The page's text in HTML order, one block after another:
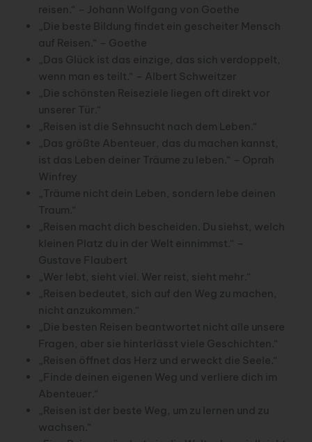
reisen.“ – Johann Wolfgang von Goethe
„Die beste Bildung findet ein gescheiter Mensch
auf Reisen.“ – Goethe
„Das Glück ist das einzige, das sich verdoppelt,
wenn man es teilt.“ – Albert Schweitzer
„Die schönsten Reiseziele liegen oft direkt vor
unserer Tür.“
„Reisen ist die Sehnsucht nach dem Leben.“
„Das größte Abenteuer, das du machen kannst,
ist das Leben deiner Träume zu leben.“ – Oprah
Winfrey
„Träume nicht dein Leben, sondern lebe deinen
Traum.“
„Reisen macht dich bescheiden. Du siehst, welch
kleinen Platz du in der Welt einnimmst.“ –
Gustave Flaubert
„Wer lebt, sieht viel. Wer reist, sieht mehr.“
„Reisen bedeutet, sich auf den Weg zu machen,
nicht anzukommen.“
„Die besten Reisen beantwortet nicht alle unsere
Fragen, aber sie hinterlässt viele Geschichten.“
„Reisen öffnet das Herz und erweckt die Seele.“
„Finde deinen eigenen Weg und verliere dich im
Abenteuer.“
„Reisen ist der beste Weg, um zu lernen und zu
wachsen.“